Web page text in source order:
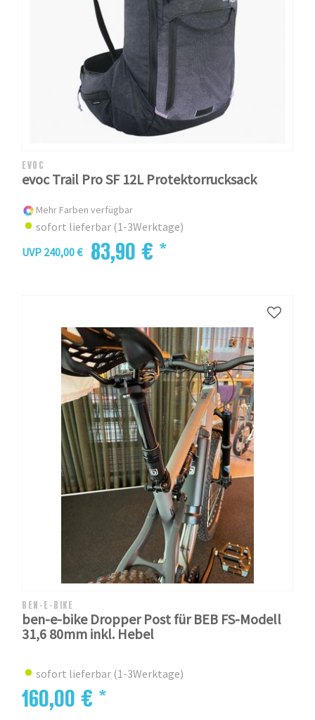
EVOC
evoc Trail Pro SF 12L Protektorrucksack
Mehr Farben verfügbar
sofort lieferbar (1-3Werktage)
UVP 240,00 €
83,90 € *
BEN-E-BIKE
ben-e-bike Dropper Post für BEB FS-Modell
31,6 80mm inkl. Hebel
sofort lieferbar (1-3Werktage)
160,00 € *